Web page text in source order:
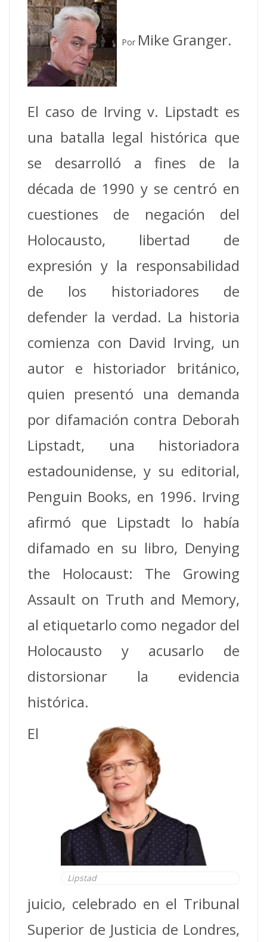
Por Mike Granger.
El caso de Irving v. Lipstadt es
una batalla legal histórica que
se desarrolló a fines de la
década de 1990 y se centró en
cuestiones de negación del
Holocausto, libertad de
expresión y la responsabilidad
de los historiadores de
defender la verdad. La historia
comienza con David Irving, un
autor e historiador británico,
quien presentó una demanda
por difamación contra Deborah
Lipstadt, una historiadora
estadounidense, y su editorial,
Penguin Books, en 1996. Irving
afirmó que Lipstadt lo había
difamado en su libro, Denying
the Holocaust: The Growing
Assault on Truth and Memory,
al etiquetarlo como negador del
Holocausto y acusarlo de
distorsionar la evidencia
histórica.
Lipstad
El
juicio, celebrado en el Tribunal
Superior de Justicia de Londres,